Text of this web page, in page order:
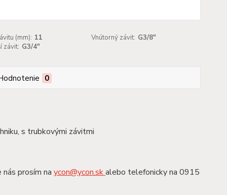
(mm): 11 Vnútorný závit: G3/8"
závit: G3/4"
0
s trubkovými závitmi
prosím na ycon@ycon.skalebo telefonicky na 0915